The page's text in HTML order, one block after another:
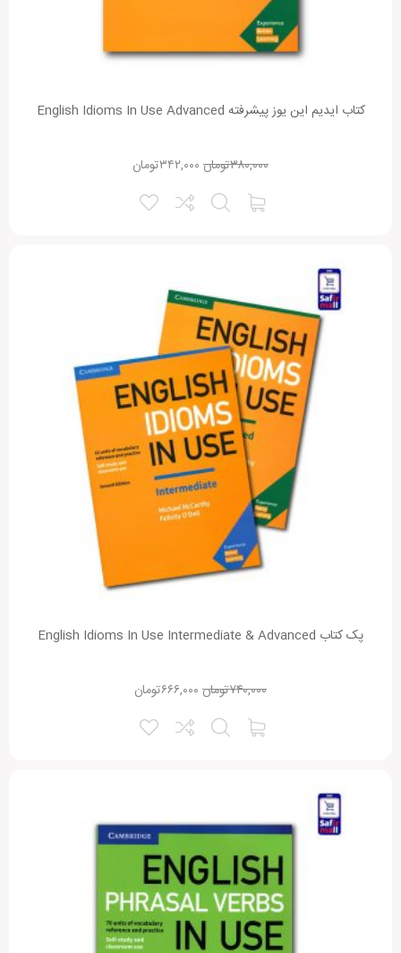
کتاب ایدیم این یوز پیشرفته English Idioms In Use Advanced
تومان۳۸۰,۰۰۰ تومان۳۴۲,۰۰۰
پک کتاب English Idioms In Use Intermediate & Advanced
تومان۷۴۰,۰۰۰ تومان۶۶۶,۰۰۰